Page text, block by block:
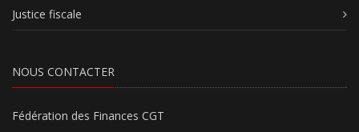
Justice fiscale
NOUS CONTACTER
Fédération des Finances CGT